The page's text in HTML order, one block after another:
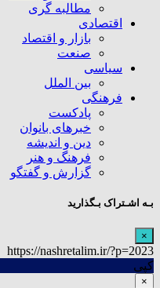
مطالبه گری
اقتصادی
بازار و اقتصاد
صنعت
سیاسی
بین الملل
فرهنگی
پادکست
خبرهای بانوان
دین و اندیشه
فرهنگ و هنر
گزارش و گفتگو
بـه اشـتراک بـگذارید
×
https://nashretalim.ir/?p=2023
کپی
×